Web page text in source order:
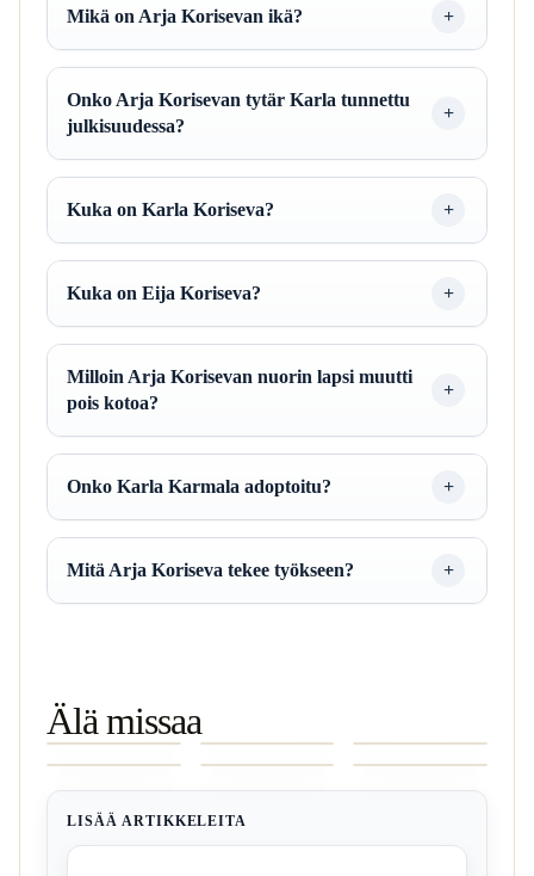
Mikä on Arja Korisevan ikä?
Onko Arja Korisevan tytär Karla tunnettu
julkisuudessa?
Kuka on Karla Koriseva?
Kuka on Eija Koriseva?
Milloin Arja Korisevan nuorin lapsi muutti
pois kotoa?
Onko Karla Karmala adoptoitu?
Mitä Arja Koriseva tekee työkseen?
Älä missaa
Äiti Faktat ja
Perhetaustat
Ilkka
Heiskanen
keuhkotulehdus
varmistettu
parkinsonin
Saahko –
LISÄÄ ARTIKKELEITA